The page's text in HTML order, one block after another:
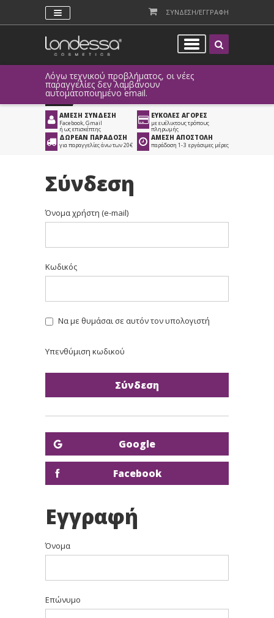
ΣΥΝΔΕΣΗ/ΕΓΓΡΑΦΗ
Λόγω τεχνικού προβλήματος, οι νέες
παραγγελίες δεν λαμβάνουν
αυτοματοποιημένο email.
ΑΜΕΣΗ ΣΥΝΔΕΣΗ
Facebook, Gmail
ή ως επισκέπτης
ΕΥΚΟΛΕΣ ΑΓΟΡΕΣ
με ευέλικτους τρόπους
πληρωμής
ΔΩΡΕΑΝ ΠΑΡΑΔΟΣΗ
για παραγγελίες άνω των 20€
ΑΜΕΣΗ ΑΠΟΣΤΟΛΗ
παράδοση 1-3 εργάσιμες μέρες
Σύνδεση
Όνομα χρήστη (e-mail)
Κωδικός
Να με θυμάσαι σε αυτόν τον υπολογιστή
Υπενθύμιση κωδικού
Google
Facebook
Εγγραφή
Όνομα
Επώνυμο